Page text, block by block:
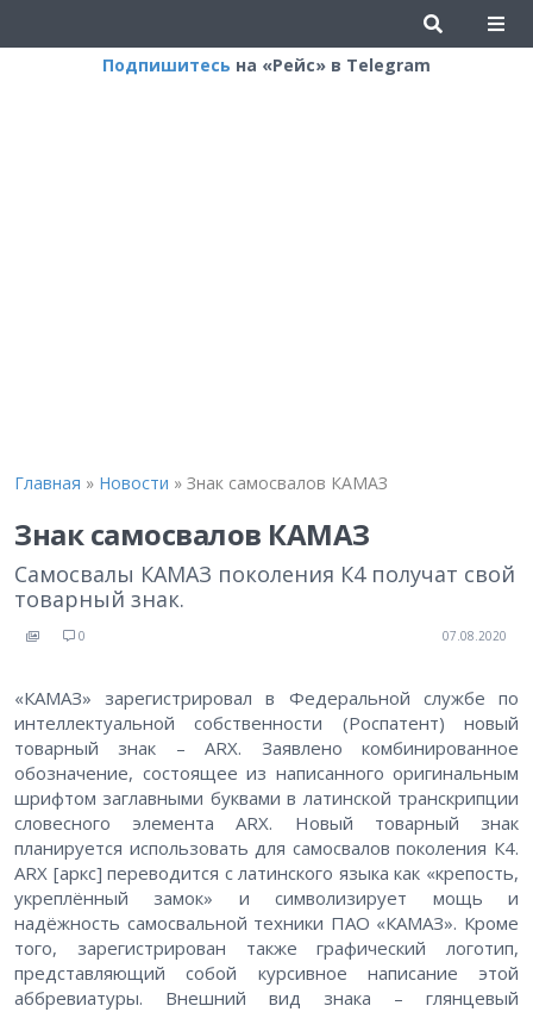
Подпишитесь на «Рейс» в Telegram
Главная » Новости » Знак самосвалов КАМАЗ
Знак самосвалов КАМАЗ
Самосвалы КАМАЗ поколения К4 получат свой
товарный знак.
0 07.08.2020
«КАМАЗ» зарегистрировал в Федеральной службе по
интеллектуальной собственности (Роспатент) новый
товарный знак – ARX. Заявлено комбинированное
обозначение, состоящее из написанного оригинальным
шрифтом заглавными буквами в латинской транскрипции
словесного элемента ARX. Новый товарный знак
планируется использовать для самосвалов поколения К4.
ARX [аркс] переводится с латинского языка как «крепость,
укреплённый замок» и символизирует мощь и
надёжность самосвальной техники ПАО «КАМАЗ». Кроме
того, зарегистрирован также графический логотип,
представляющий собой курсивное написание этой
аббревиатуры. Внешний вид знака – глянцевый